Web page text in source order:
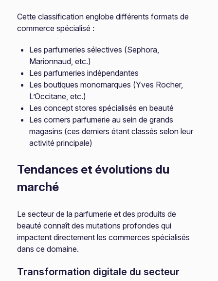
Cette classification englobe différents formats de
commerce spécialisé :
Les parfumeries sélectives (Sephora,
Marionnaud, etc.)
Les parfumeries indépendantes
Les boutiques monomarques (Yves Rocher,
L’Occitane, etc.)
Les concept stores spécialisés en beauté
Les corners parfumerie au sein de grands
magasins (ces derniers étant classés selon leur
activité principale)
Tendances et évolutions du
marché
Le secteur de la parfumerie et des produits de
beauté connaît des mutations profondes qui
impactent directement les commerces spécialisés
dans ce domaine.
Transformation digitale du secteur